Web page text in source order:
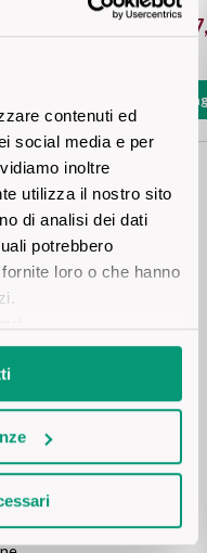
contenuti ed
social media e per
inoltre
utilizza il nostro sito
di analisi dei dati
potrebbero
loro o che hanno
€
puoi visitare le sue
vivere un percorso di
Borgogna.